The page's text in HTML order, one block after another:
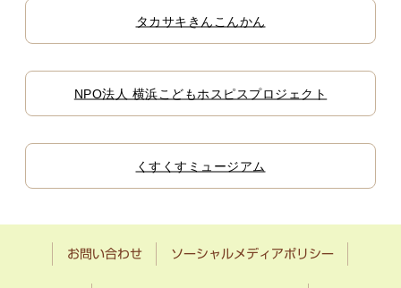
タカサキきんこんかん
NPO法人 横浜こどもホスピスプロジェクト
くすくすミュージアム
お問い合わせ ソーシャルメディアポリシー